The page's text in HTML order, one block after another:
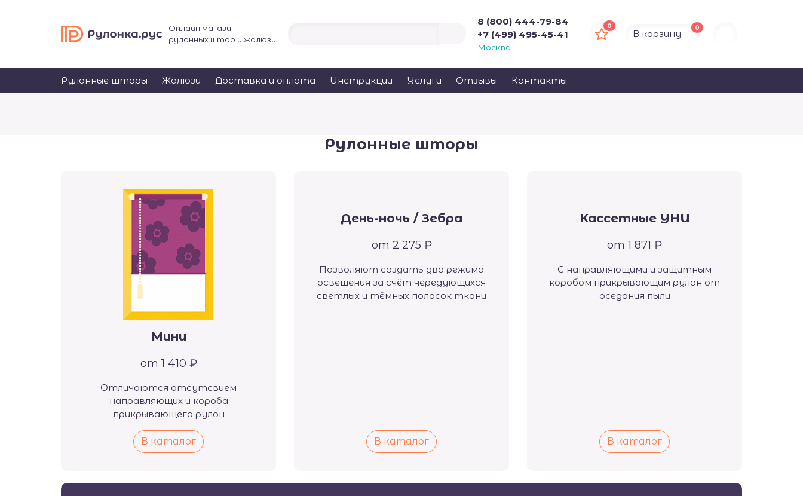
Онлайн магазин
рулонных штор и жалюзи
8 (800) 444-79-84
+7 (499) 495-45-41
Москва
0
В корзину
0
Рулонные шторы Жалюзи Доставка и оплата Инструкции Услуги Отзывы Контакты
Рулонные шторы
Мини
от 1 410 ₽
Отличаются отсутсвием
направляющих и короба
прикрывающего рулон
В каталог
День-ночь / Зебра
от 2 275 ₽
Позволяют создать два режима
освещения за счёт чередующихся
светлых и тёмных полосок ткани
В каталог
Кассетные УНИ
от 1 871 ₽
С направляющими и защитным
коробом прикрывающим рулон от
оседания пыли
В каталог